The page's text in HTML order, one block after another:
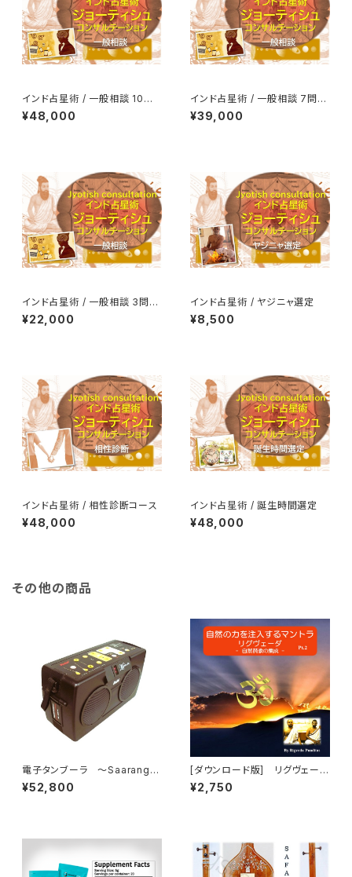
インド占星術 / 一般相談 10問
コース
¥48,000
インド占星術 / 一般相談 7問コ
ース
¥39,000
インド占星術 / 一般相談 3問コ
ース
¥22,000
インド占星術 / ヤジニャ選定
¥8,500
インド占星術 / 相性診断コース
¥48,000
インド占星術 / 誕生時間選定
¥48,000
その他の商品
電子タンブーラ ～Saarang
Maestro Dx
¥52,800
[ダウンロード版] リグヴェー
ダ・マントラ・チャンティング（詠
唱）パート2「大自然の力の注入」
¥2,750